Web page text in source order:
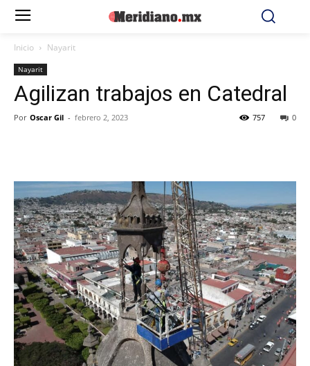
Inicio Nayarit
Nayarit
Agilizan trabajos en Catedral
Por Oscar Gil - febrero 2, 2023 0
757